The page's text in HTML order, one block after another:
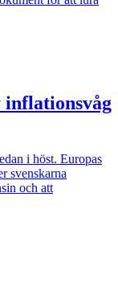
i höst. Europas
svenskarna
och att